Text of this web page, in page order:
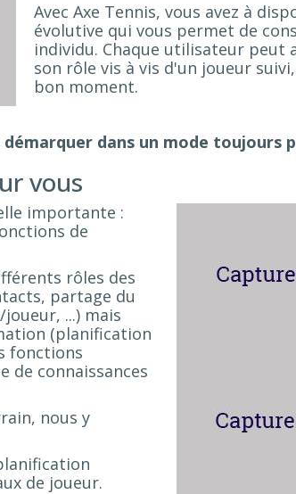
Avec Axe Tennis, vous avez à
évolutive qui vous permet de
individu. Chaque utilisateur peut
son rôle vis à vis d'un joueur
bon moment.
dans un mode toujours
vous
importante :
de
rôles des
partage du
...) mais
(planification
fonctions
de connaissances
nous y
de joueur.